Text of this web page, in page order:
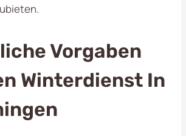
Vorgaben
Winterdienst In